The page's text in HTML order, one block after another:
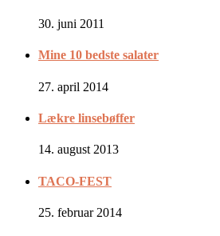
30. juni 2011
Mine 10 bedste salater
27. april 2014
Lækre linsebøffer
14. august 2013
TACO-FEST
25. februar 2014